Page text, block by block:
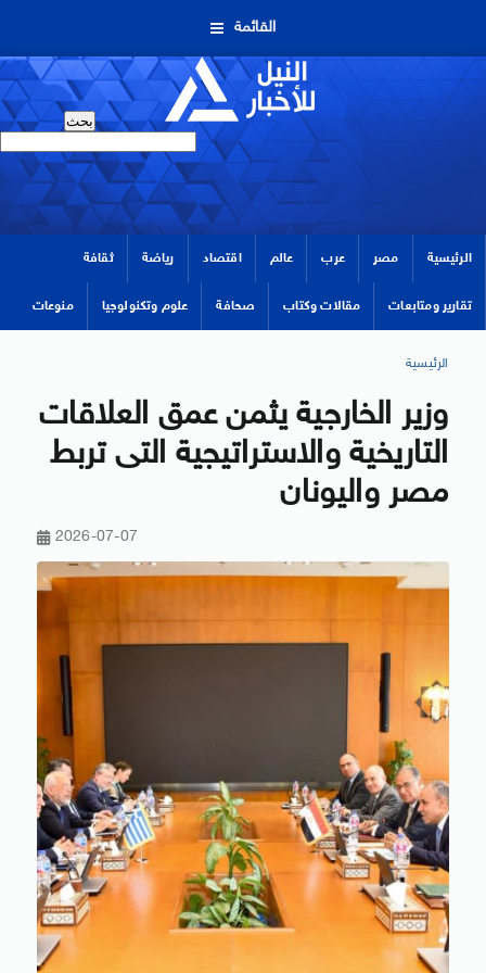
القائمة
الرئيسية مصر عرب عالم اقتصاد رياضة ثقافة
تقارير ومتابعات مقالات وكتاب صحافة علوم وتكنولوجيا منوعات
الرئيسية
وزير الخارجية يثمن عمق العلاقات
التاريخية والاستراتيجية التى تربط
مصر واليونان
2026-07-07